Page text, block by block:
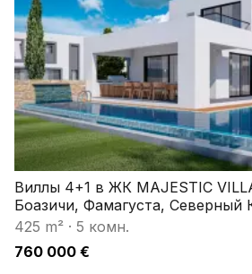
Виллы 4+1 в ЖК MAJESTIC
Боазичи, Фамагуста, Северный
425 m² · 5 комн.
760 000 €